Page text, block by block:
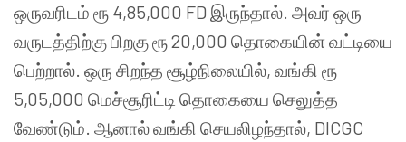
ஒருவரிடம் ரூ 4,85,000 FD இருந்தால். அவர் ஒரு
வருடத்திற்கு பிறகு ரூ 20,000 தொகையின் வட்டியை
பெற்றால். ஒரு சிறந்த சூழ்நிலையில், வங்கி ரூ
5,05,000 மெச்சூரிட்டி தொகையை செலுத்த
வேண்டும். ஆனால் வங்கி செயலிழந்தால், DICGC